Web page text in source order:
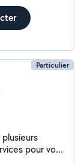
Particulier
pour vos